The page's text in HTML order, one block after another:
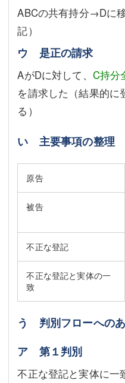
ABCの共有持分→Dに
記）
ウ 是正の請求
AがDに対して、 C持分
を請求した（結果的に
る）
い 主要事項の整理
原告
被告
不正な登記
不正な登記と実体の一
致
う 判別フローへの
ア 第１判別
不正な登記と実体に